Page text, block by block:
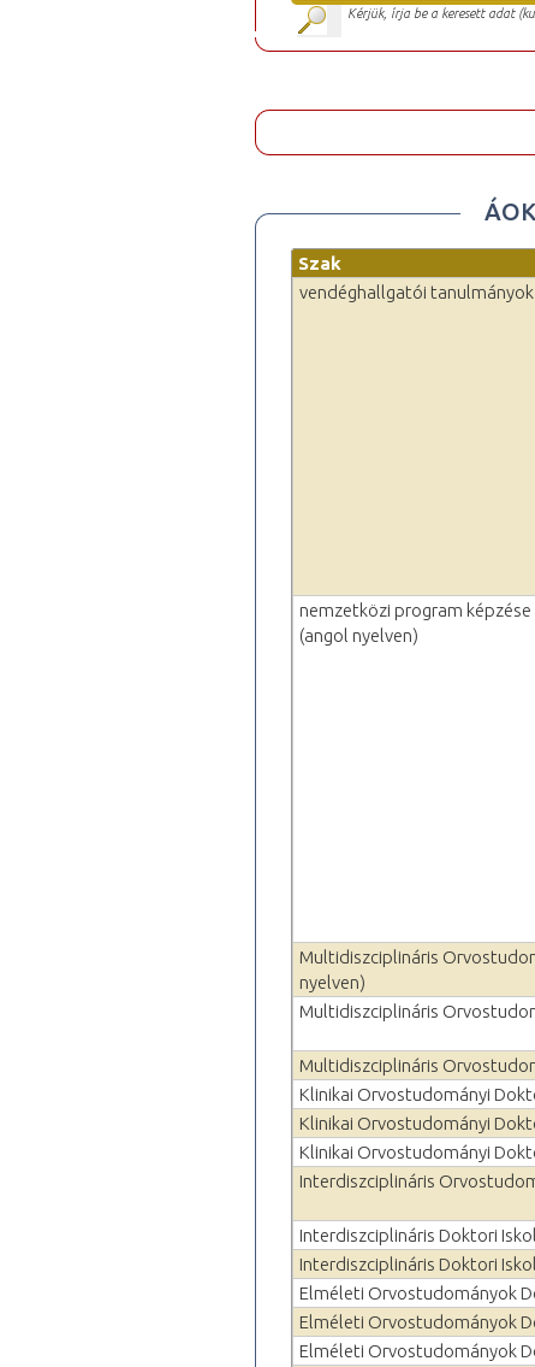
Kérjük, írja be a keresett adat
Szak
vendéghallgatói
nemzetközi program
(angol nyelven)
Multidiszciplináris
nyelven)
Multidiszciplináris
Multidiszciplináris
Klinikai Orvostudományi
Klinikai Orvostudományi
Klinikai Orvostudományi
Interdiszciplináris
Interdiszciplináris Doktori
Interdiszciplináris Doktori
Elméleti Orvostudományok
Elméleti Orvostudományok
Elméleti Orvostudományok